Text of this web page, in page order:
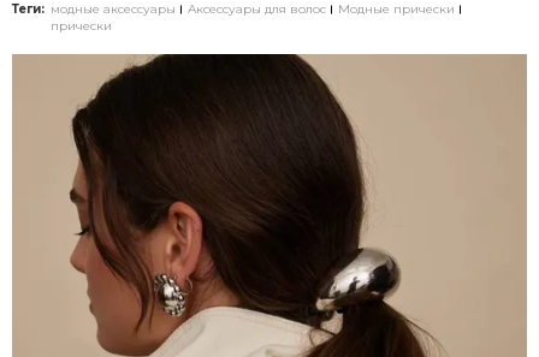
Теги: модные аксессуары Аксессуары для волос
Модные прически
прически